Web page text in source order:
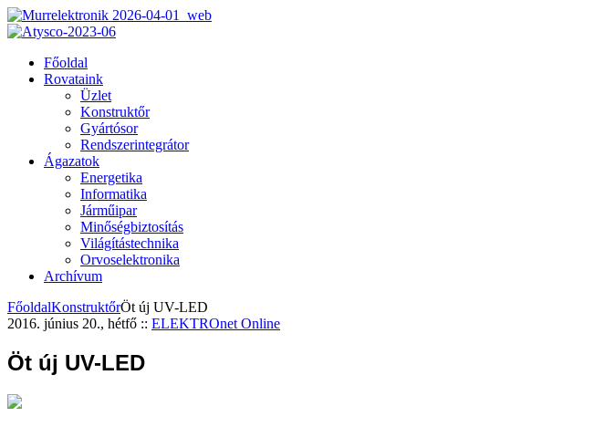
Főoldal
Rovataink
Üzlet
Konstruktőr
Gyártósor
Rendszerintegrátor
Ágazatok
Energetika
Informatika
Járműipar
Minőségbiztosítás
Világítástechnika
Orvoselektronika
Archívum
FőoldalKonstruktőrÖt új UV-LED
2016. június 20., hétfő :: ELEKTROnet Online
Öt új UV-LED